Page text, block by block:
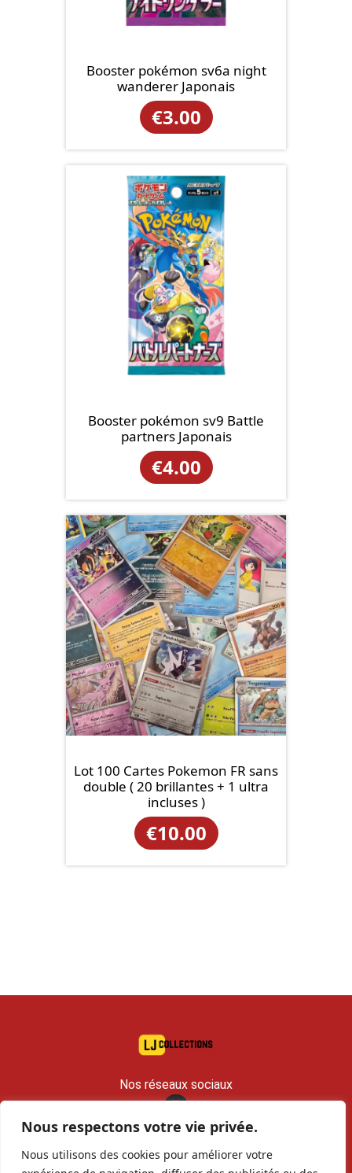
Nous respectons votre vie privée.
Nous utilisons des cookies pour améliorer votre
Booster pokémon sv6a night
wanderer Japonais
€3.00
Booster pokémon sv9 Battle
partners Japonais
€4.00
Lot 100 Cartes Pokemon FR sans
double ( 20 brillantes + 1 ultra
incluses )
€10.00
Nos réseaux sociaux
contact@lj-collections.com
RCS 979 374 147 Romans